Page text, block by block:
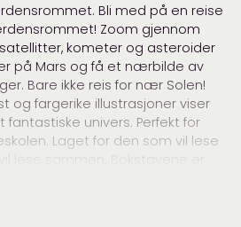
Bli med på en reise
Zoom gjennom
kometer og asteroider
på Mars og få et nærbilde av
Bare ikke reis for nær Solen!
og fargerike illustrasjoner viser
univers. Perfekt for
Laget for den som vil lese
lese sammen. Bokstavene er
på skolen. Og boken inneholder
solsystemet.